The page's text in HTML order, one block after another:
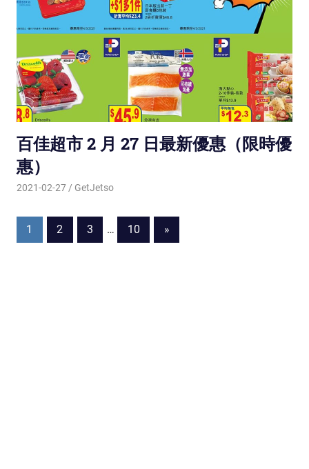
百佳超市 2 月 27 日最新優惠（限時優
惠）
2021-02-27 GetJetso
Posts
1 2 3 … 10
Next
Posts
»